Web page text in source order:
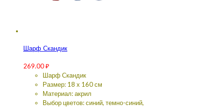
Шарф Скандик
269.00₽
Шарф Скандик
Размер: 18 х 160 см
Материал: акрил
Выбор цветов: синий, темно-синий,